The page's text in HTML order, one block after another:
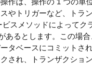
やトリガーなど、トラ
スメソッドによって
るとします。この場
タベースにコミットさ
れ、トランザクショ